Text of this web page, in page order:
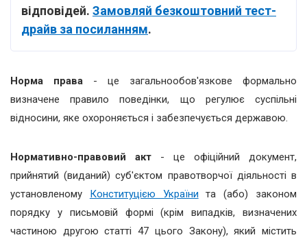
відповідей. Замовляй безкоштовний тест-
драйв за посиланням.
Норма права - це загальнообов'язкове формально
визначене правило поведінки, що регулює суспільні
відносини, яке охороняється і забезпечується державою.
Нормативно-правовий акт - це офіційний документ,
прийнятий (виданий) суб'єктом правотворчої діяльності в
установленому Конституцією України та (або) законом
порядку у письмовій формі (крім випадків, визначених
частиною другою статті 47 цього Закону), який містить